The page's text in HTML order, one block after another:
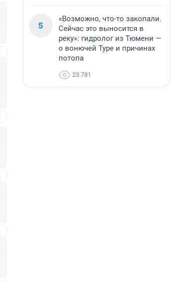
5
«Возможно, что-то закопали.
Сейчас это выносится в
реку»: гидролог из Тюмени —
о вонючей Туре и причинах
потопа
23 781